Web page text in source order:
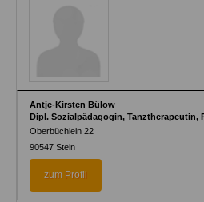
Antje-Kirsten Bülow
Dipl. Sozialpädagogin, Tanztherapeutin,
Oberbüchlein 22
90547 Stein
zum Profil